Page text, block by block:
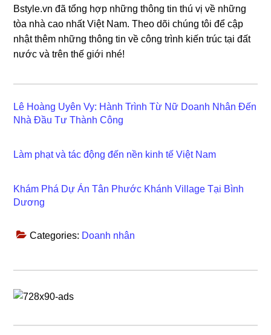
Bstyle.vn đã tổng hợp những thông tin thú vị về những
tòa nhà cao nhất Việt Nam. Theo dõi chúng tôi để cập
nhật thêm những thông tin về công trình kiến trúc tại đất
nước và trên thế giới nhé!
Lê Hoàng Uyên Vy: Hành Trình Từ Nữ Doanh Nhân Đến
Nhà Đầu Tư Thành Công
Làm phạt và tác động đến nền kinh tế Việt Nam
Khám Phá Dự Án Tân Phước Khánh Village Tại Bình
Dương
Categories: Doanh nhân